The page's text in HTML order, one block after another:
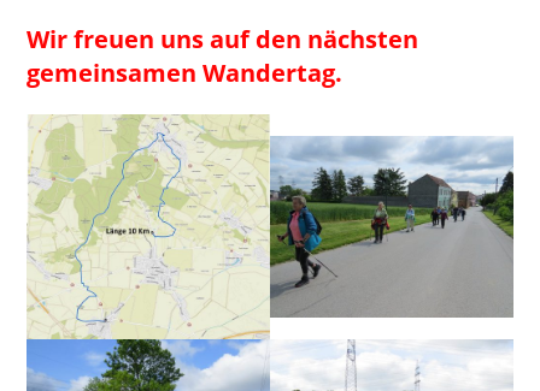
Wir freuen uns auf den nächsten
gemeinsamen Wandertag.